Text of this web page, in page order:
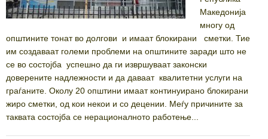
Македонија
многу од
општините тонат во долгови и имаат блокирани сметки. Тие
им создаваат големи проблеми на општините заради што не
се во состојба успешно да ги извршуваат законски
доверените надлежности и да даваат квалитетни услуги на
граѓаните. Околу 20 општини имаат континуирано блокирани
жиро сметки, од кои некои и со децении. Меѓу причините за
таквата состојба се нерационалното работење...